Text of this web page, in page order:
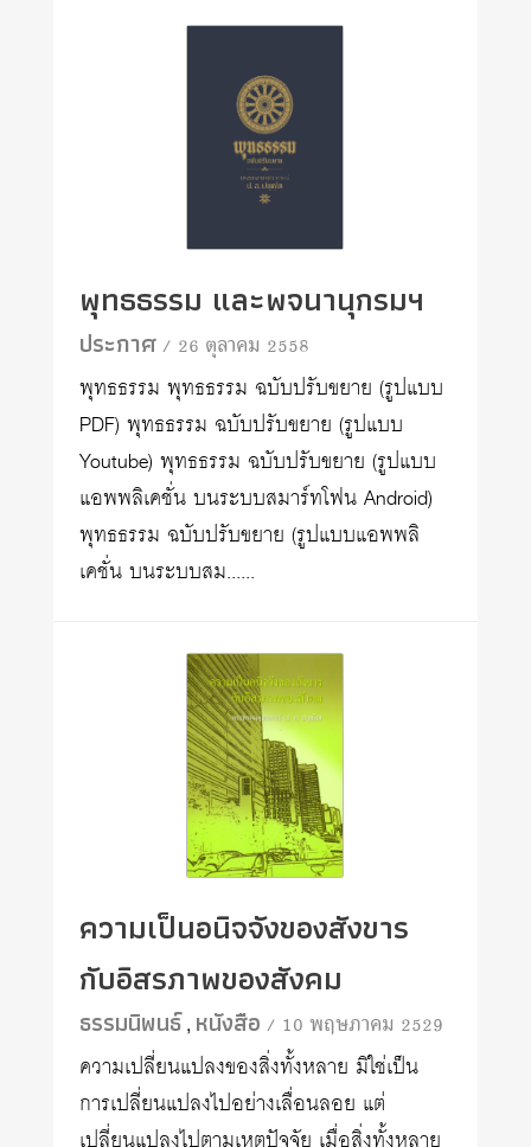
พุทธธรรม และพจนานุกรมฯ
ประกาศ/ 26 ตุลาคม 2558
พุทธธรรม พุทธธรรม ฉบับปรับขยาย (รูปแบบ
PDF) พุทธธรรม ฉบับปรับขยาย (รูปแบบ
Youtube) พุทธธรรม ฉบับปรับขยาย (รูปแบบ
แอพพลิเคชั่น บนระบบสมาร์ทโฟน Android)
พุทธธรรม ฉบับปรับขยาย (รูปแบบแอพพลิ
เคชั่น บนระบบสม......
ความเป็นอนิจจังของสังขาร
กับอิสรภาพของสังคม
ธรรมนิพนธ์, หนังสือ/ 10 พฤษภาคม 2529
ความเปลี่ยนแปลงของสิ่งทั้งหลาย มิใช่เป็น
การเปลี่ยนแปลงไปอย่างเลื่อนลอย แต่